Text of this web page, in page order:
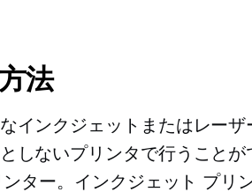
法
インクジェットまたはレーザ
しないプリンタで行うことが
ター。インクジェット プリ